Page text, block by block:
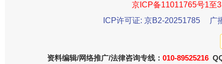
京ICP备11011765号1至
ICP许可证: 京B2-20251785
广
资料编辑/网络推广/法律咨询专线： 010-89525216